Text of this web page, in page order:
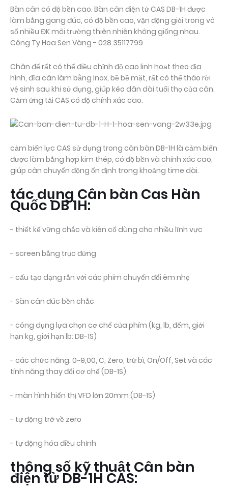
Bàn cân có độ bền cao. Bàn cân điện tử CAS DB-1H được
làm bằng gang đúc, có độ bền cao, vận động giỏi trong vô
số nhiều ĐK môi trường thiên nhiên không giống nhau.
Công Ty Hoa Sen Vàng - 028.35117799
Chân đế rất có thể điều chỉnh độ cao linh hoạt theo địa
hình, đĩa cân làm bằng Inox, bề bề mặt, rất có thể tháo rời
vệ sinh sau khi sử dụng, giúp kéo dãn dài tuổi thọ của cân.
Cảm ứng tải CAS có độ chính xác cao.
cảm biến lực CAS sử dụng trong cân bàn DB-1H là cảm biến
được làm bằng hợp kim thép, có độ bền và chính xác cao,
giúp cân chuyển động ổn định trong khoảng time dài.
tác dụng Cân bàn Cas Hàn
Quốc DB 1H:
- thiết kế vững chắc và kiên cố dùng cho nhiều lĩnh vực
- screen bằng trục đứng
- cấu tạo dạng rắn với các phím chuyển đổi êm nhẹ
- Sàn cân đúc bền chắc
- công dụng lựa chọn cơ chế của phím (kg, lb, đếm, giới
hạn kg, giới hạn lb: DB-1S)
- các chức năng: 0~9,00, C, Zero, trừ bì, On/Off, Set và các
tính năng thay đổi cơ chế (DB-1S)
- màn hình hiển thị VFD lớn 20mm (DB-1S)
- tự động trở về zero
- tự động hóa điều chỉnh
thông số kỹ thuật Cân bàn
điện tử DB-1H CAS: